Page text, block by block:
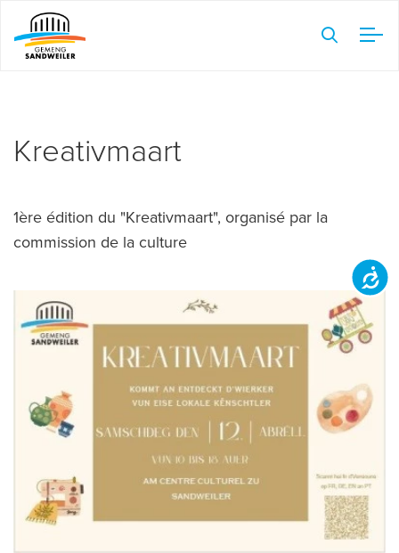
Veuillez
noter
Web
comprend
système
d'accessibilité.
Kreativmaart
1ère édition du "Kreativmaart", organisé par la
commission de la culture